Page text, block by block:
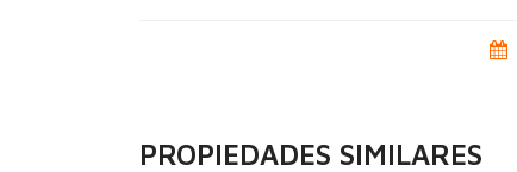
PROPIEDADES SIMILARES